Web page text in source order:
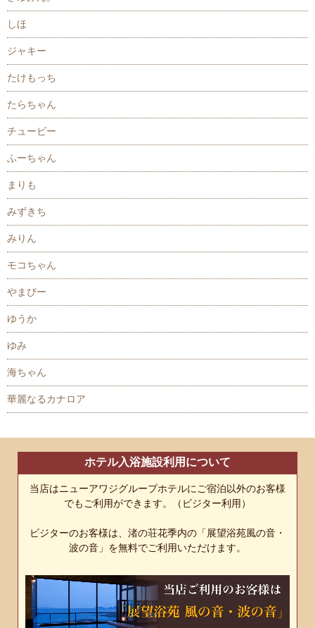
しほ
ジャキー
たけもっち
たらちゃん
チュービー
ふーちゃん
まりも
みずきち
みりん
モコちゃん
やまぴー
ゆうか
ゆみ
海ちゃん
華麗なるカナロア
ホテル入浴施設利用について
当店はニューアワジグループホテルにご宿泊以外のお客様
でもご利用ができます。（ビジター利用）
ビジターのお客様は、渚の荘花季内の「展望浴苑風の音・
波の音」を無料でご利用いただけます。